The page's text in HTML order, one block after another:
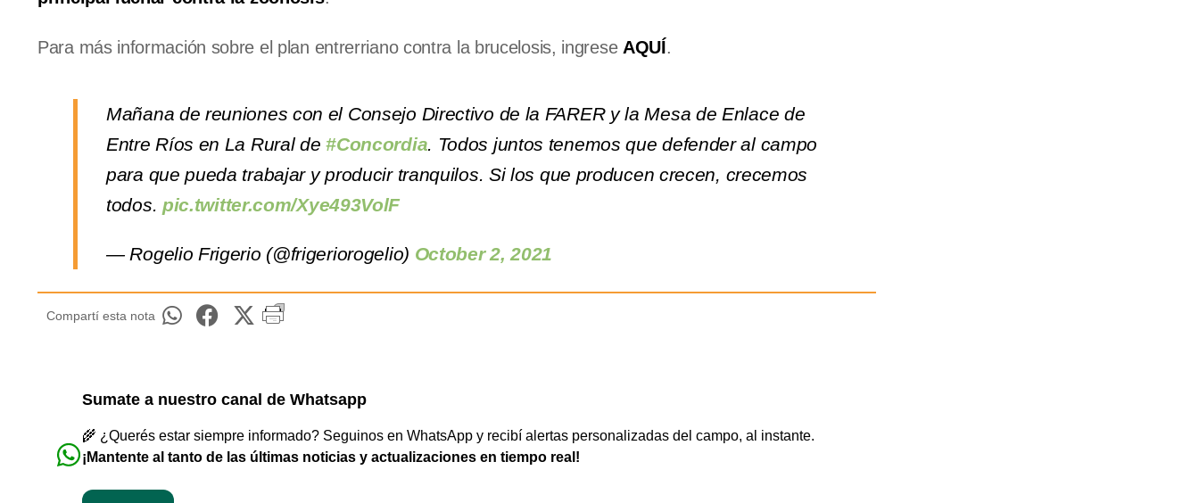
Para más información sobre el plan entrerriano contra la brucelosis, ingrese AQUÍ.
Mañana de reuniones con el Consejo Directivo de la FARER y la Mesa de Enlace de
Entre Ríos en La Rural de#Concordia. Todos juntos tenemos que defender al campo
para que pueda trabajar y producir tranquilos. Si los que producen crecen, crecemos
todos. pic.twitter.com/Xye493VolF
— Rogelio Frigerio (@frigeriorogelio) October 2, 2021
Compartí esta nota
Sumate a nuestro canal de Whatsapp
🌾 ¿Querés estar siempre informado? Seguinos en WhatsApp y recibí alertas personalizadas del campo, al instante.
¡Mantente al tanto de las últimas noticias y actualizaciones en tiempo real!